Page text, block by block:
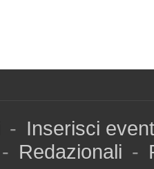
- Inserisci
- Redazionali -